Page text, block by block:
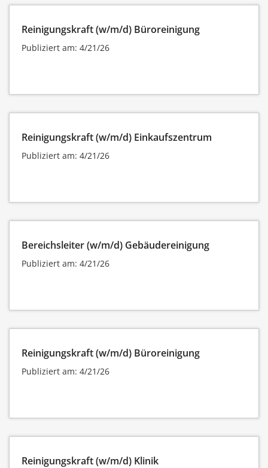
Reinigungskraft (w/m/d) Büroreinigung
Publiziert am: 4/21/26
Reinigungskraft (w/m/d) Einkaufszentrum
Publiziert am: 4/21/26
Bereichsleiter (w/m/d) Gebäudereinigung
Publiziert am: 4/21/26
Reinigungskraft (w/m/d) Büroreinigung
Publiziert am: 4/21/26
Reinigungskraft (w/m/d) Klinik